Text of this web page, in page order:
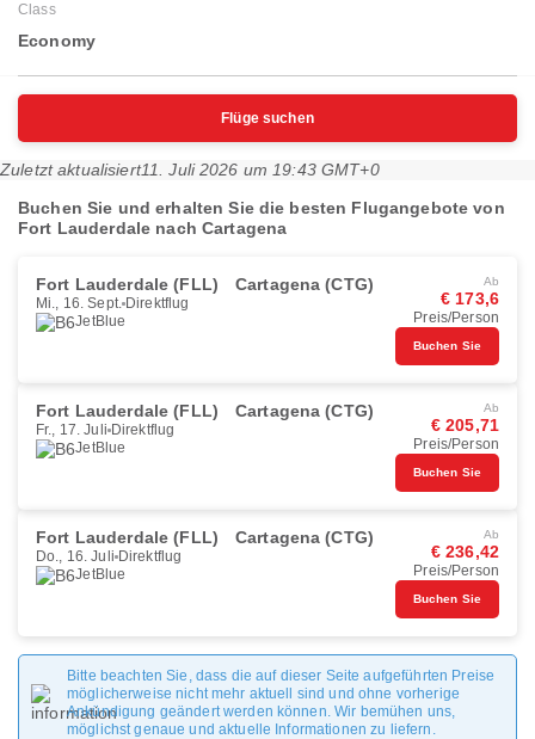
Class
Economy
Flüge suchen
Zuletzt aktualisiert11. Juli 2026 um 19:43 GMT+0
Buchen Sie und erhalten Sie die besten Flugangebote von
Fort Lauderdale nach Cartagena
Fort Lauderdale (FLL) Cartagena (CTG)
Mi., 16. Sept. Direktflug
JetBlue
Ab
€ 173,6
Preis/Person
Buchen Sie
Fort Lauderdale (FLL) Cartagena (CTG)
Fr., 17. Juli Direktflug
JetBlue
Ab
€ 205,71
Preis/Person
Buchen Sie
Fort Lauderdale (FLL) Cartagena (CTG)
Do., 16. Juli Direktflug
JetBlue
Ab
€ 236,42
Preis/Person
Buchen Sie
Bitte beachten Sie, dass die auf dieser Seite aufgeführten Preise
möglicherweise nicht mehr aktuell sind und ohne vorherige
Ankündigung geändert werden können. Wir bemühen uns,
möglichst genaue und aktuelle Informationen zu liefern.